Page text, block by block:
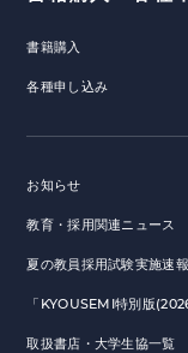
書籍購入
各種申し込み
お知らせ
教育・採用関連ニュース
夏の教員採用試験実施速報
「KYOUSEMI特別版
取扱書店・大学生協一覧